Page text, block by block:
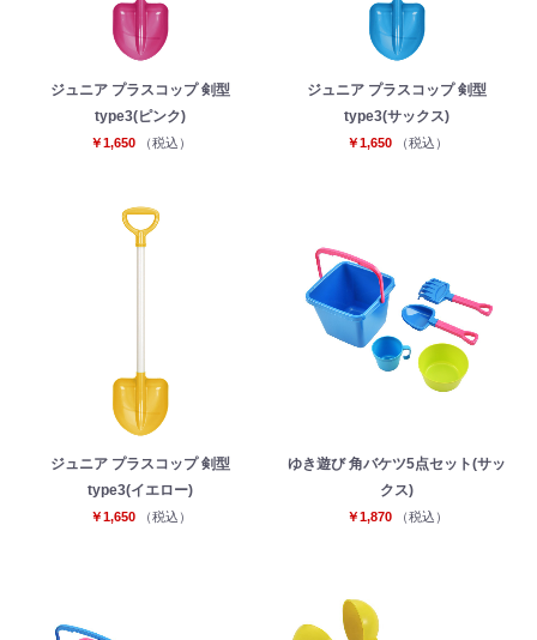
ジュニア プラスコップ 剣型
type3(ピンク)
￥1,650 （税込）
ジュニア プラスコップ 剣型
type3(サックス)
￥1,650 （税込）
ジュニア プラスコップ 剣型
type3(イエロー)
￥1,650 （税込）
ゆき遊び 角バケツ5点セット(サッ
クス)
￥1,870 （税込）